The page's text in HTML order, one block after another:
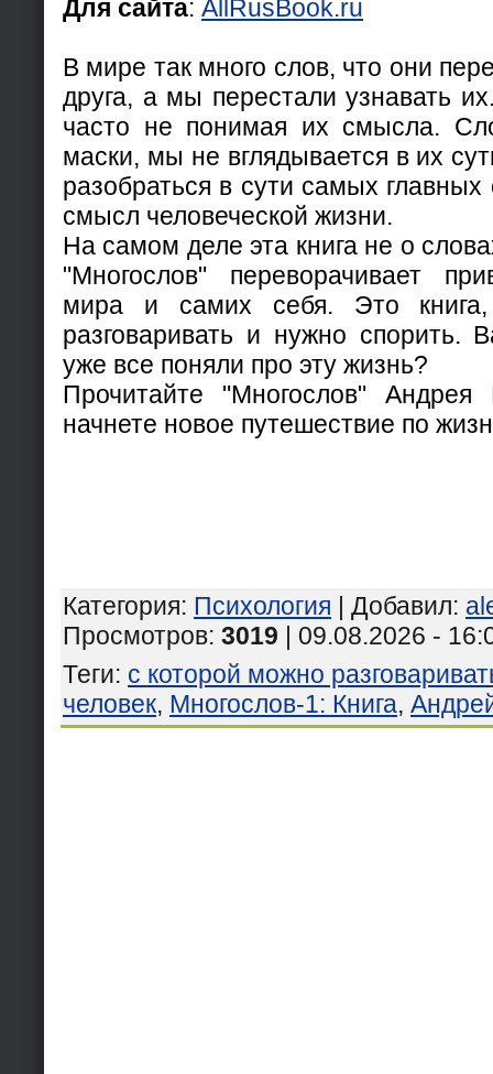
Для сайта: AllRusBook.ru
В мире так много слов, что они
друга, а мы перестали узнавать
часто не понимая их смысла.
маски, мы не вглядывается в их
разобраться в сути самых
смысл человеческой жизни.
На самом деле эта книга не о
"Многослов" переворачивает
мира и самих себя. Это
разговаривать и нужно спорить.
уже все поняли про эту жизнь?
Прочитайте "Многослов"
начнете новое путешествие по
Категория: Психология | Добавил:
Просмотров: 3019 | 09.08.2026 -
Теги: с которой можно
человек, Многослов-1: Книга,